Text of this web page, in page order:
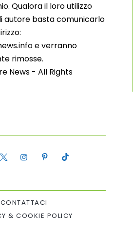
Qualora il loro utilizzo
autore basta comunicarlo
e verranno
rimosse.
News - All Rights
CONTATTACI
& COOKIE POLICY